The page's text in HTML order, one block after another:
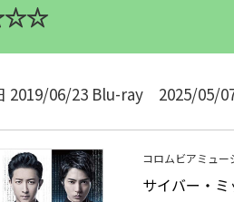
2019/06/23 Blu-ray 2025/05/
コロムビアミュー
サイバー・